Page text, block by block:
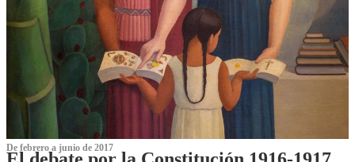
De febrero a junio de 2017